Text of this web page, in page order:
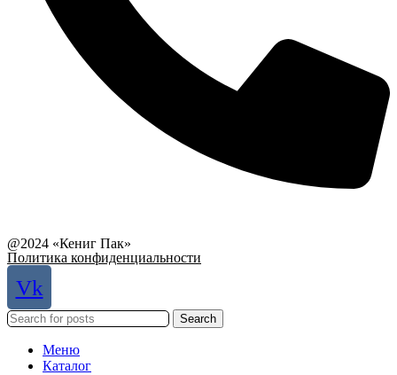
@2024 «Кениг Пак»
Политика конфиденциальности
Vk
Search
Меню
Каталог